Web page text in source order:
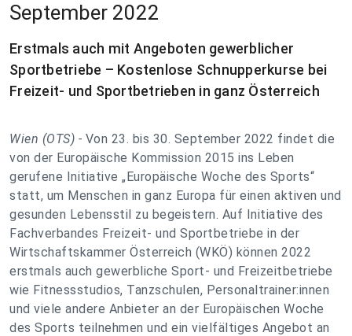
September 2022
Erstmals auch mit Angeboten gewerblicher
Sportbetriebe – Kostenlose Schnupperkurse bei
Freizeit- und Sportbetrieben in ganz Österreich
Wien (OTS) - Von 23. bis 30. September 2022 findet die
von der Europäische Kommission 2015 ins Leben
gerufene Initiative „Europäische Woche des Sports“
statt, um Menschen in ganz Europa für einen aktiven und
gesunden Lebensstil zu begeistern. Auf Initiative des
Fachverbandes Freizeit- und Sportbetriebe in der
Wirtschaftskammer Österreich (WKÖ) können 2022
erstmals auch gewerbliche Sport- und Freizeitbetriebe
wie Fitnessstudios, Tanzschulen, Personaltrainer:innen
und viele andere Anbieter an der Europäischen Woche
des Sports teilnehmen und ein vielfältiges Angebot an